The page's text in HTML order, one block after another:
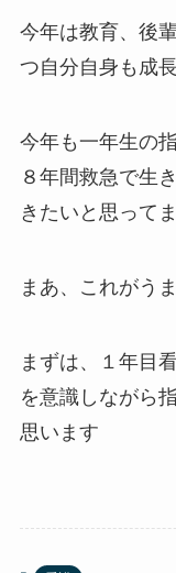
今年は教育、後
つ自分自身も成
今年も一年生の
８年間救急で生
きたいと思って
まあ、これがう
まずは、１年目
を意識しながら
思います